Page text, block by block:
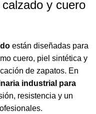
y cuero
están diseñadas para
cuero, piel sintética y
de zapatos. En
industrial para
resistencia y un